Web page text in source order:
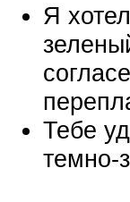
Я
Тебе
темно-